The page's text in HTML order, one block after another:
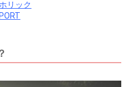
リック